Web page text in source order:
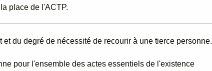
place de l'ACTP.
du degré de nécessité de recourir à une tierce personne.
pour l'ensemble des actes essentiels de l'existence